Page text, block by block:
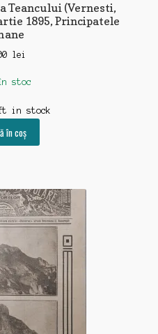
Teancului (Vernesti,
1895, Principatele
lei
stoc
in stock
în coș